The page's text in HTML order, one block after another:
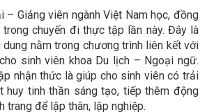
– Giảng viên ngành Việt Nam học, đồng
trong chuyến đi thực tập lần này. Đây là
nằm trong chương trình liên kết với
sinh viên khoa Du lịch – Ngoại ngữ.
nhận thức là giúp cho sinh viên có trải
huy tinh thần sáng tạo, tiếp thêm động
trang để lập thân, lập nghiệp.